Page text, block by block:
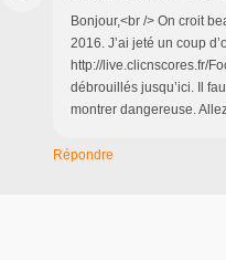
Bonjour,<br /> On croit
2016. J’ai jeté un coup
http://live.clicnscores.fr/
débrouillés jusqu’ici. Il
montrer dangereuse.
Répondre